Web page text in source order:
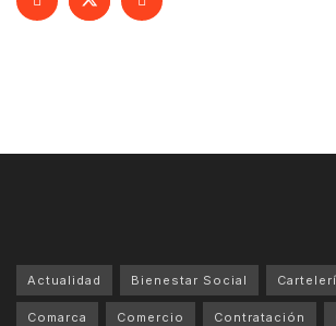
Actualidad Bienestar Social
Comarca Comercio Contratación